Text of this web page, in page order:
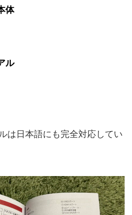
体
ル
は日本語にも完全対応してい